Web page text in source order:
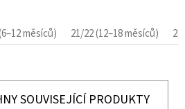
měsíců) 21/22 (12–18 měsíců)
SOUVISEJÍCÍ PRODUKTY